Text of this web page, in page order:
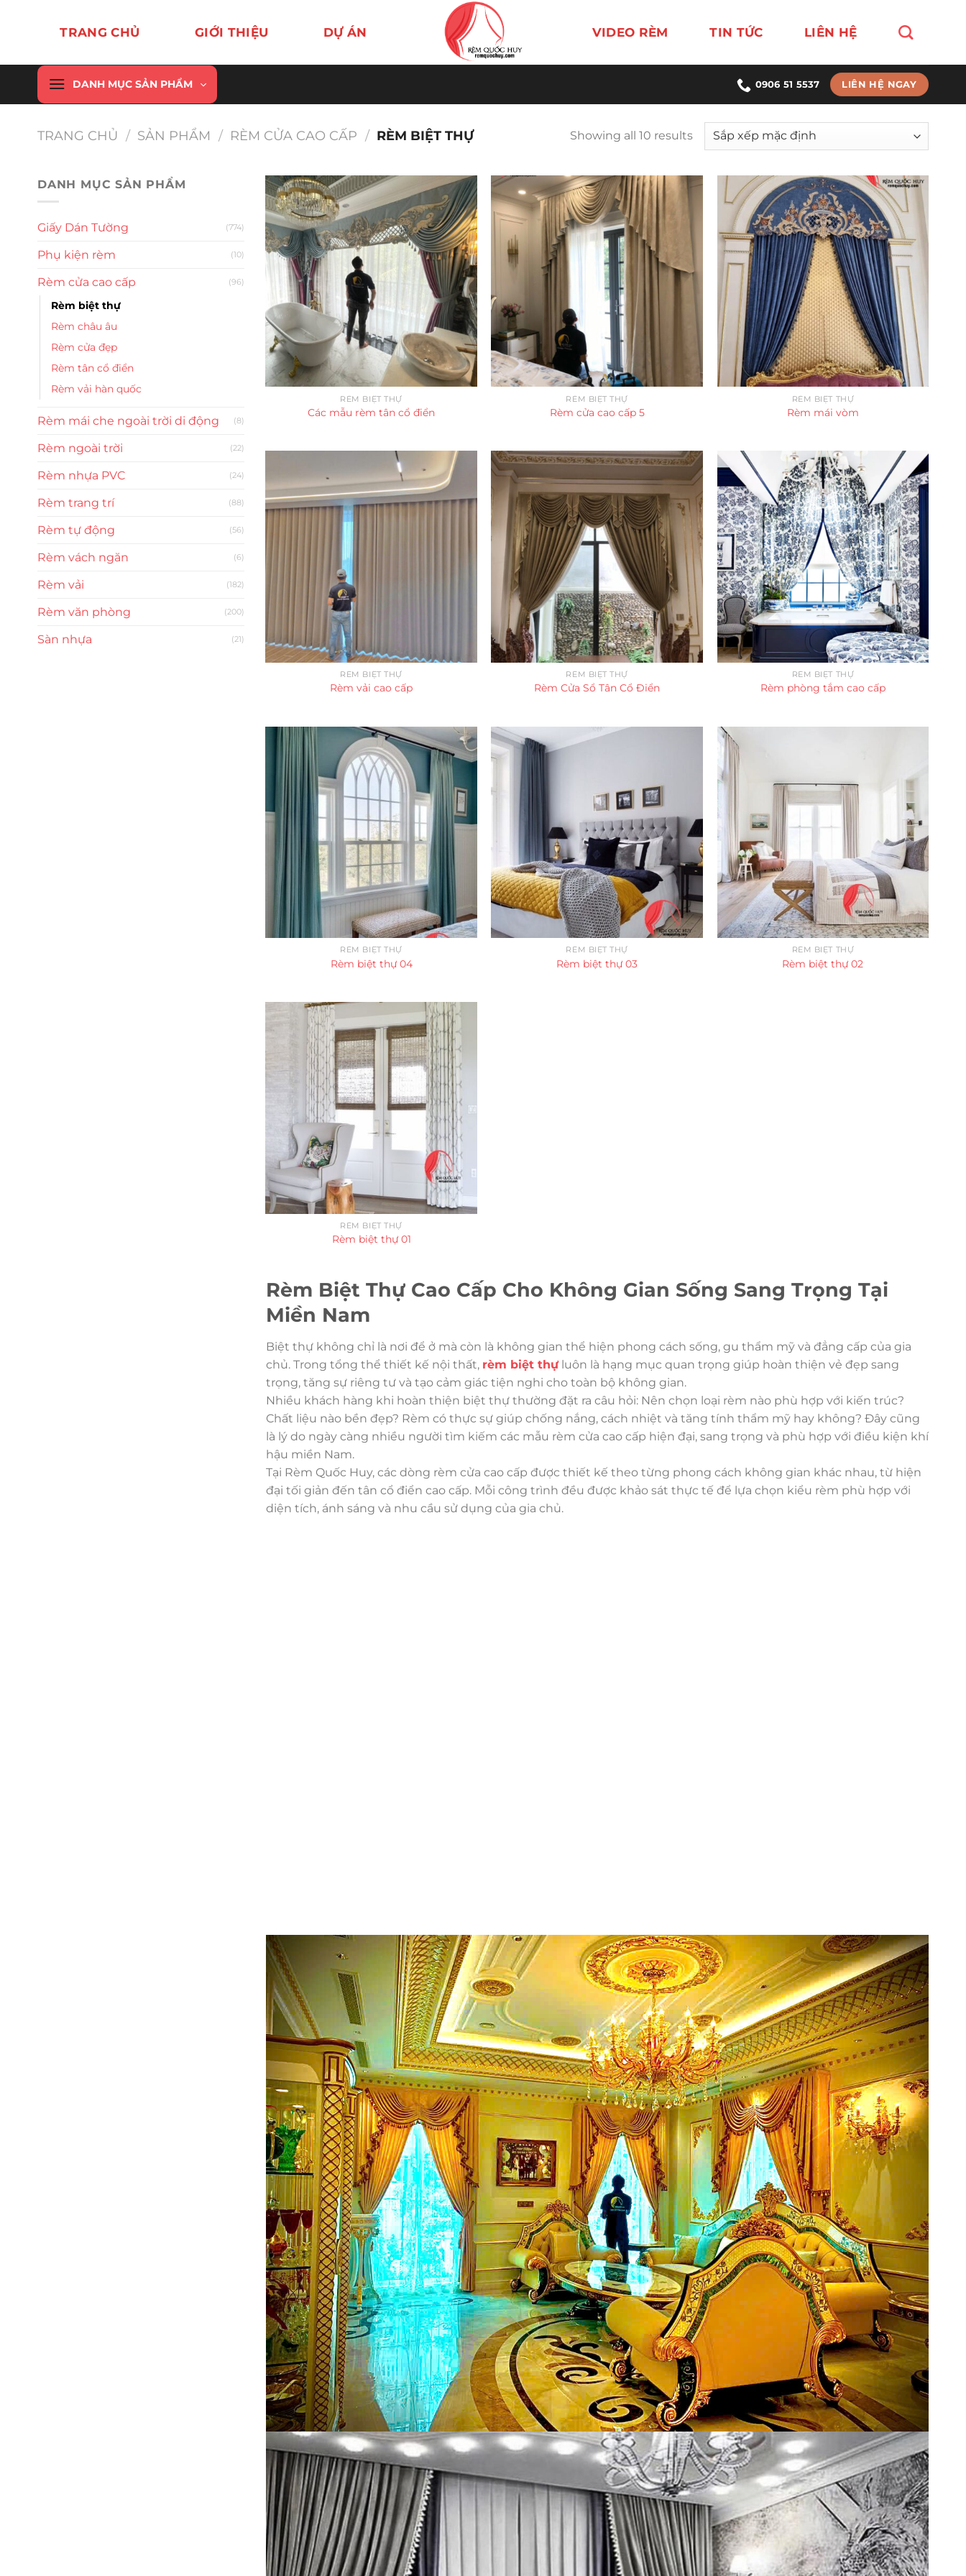
dung
TRANG CHỦ GIỚI THIỆU DỰ ÁN VIDEO RÈM TIN TỨC LIÊN HỆ
DANH MỤC SẢN PHẨM 0906 51 5537 LIÊN HỆ NGAY
TRANG CHỦ / SẢN PHẨM / RÈM CỬA CAO CẤP / RÈM BIỆT THỰ Showing all 10 results
DANH MỤC SẢN PHẨM
Giấy Dán Tường (774)
Phụ kiện rèm (10)
Rèm cửa cao cấp (96)
Rèm biệt thự
Rèm châu âu
Rèm cửa đẹp
Rèm tân cổ điển
Rèm vải hàn quốc
Rèm mái che ngoài trời di động (8)
Rèm ngoài trời (22)
Rèm nhựa PVC (24)
Rèm trang trí (88)
Rèm tự động (56)
Rèm vách ngăn (6)
Rèm vải (182)
Rèm văn phòng (200)
Sàn nhựa (21)
Rèm Biệt Thự Cao Cấp Cho Không Gian Sống Sang Trọng Tại
Miền Nam
Biệt thự không chỉ là nơi để ở mà còn là không gian thể hiện phong cách sống, gu thẩm mỹ và đẳng cấp của gia
chủ. Trong tổng thể thiết kế nội thất, rèm biệt thựluôn là hạng mục quan trọng giúp hoàn thiện vẻ đẹp sang
trọng, tăng sự riêng tư và tạo cảm giác tiện nghi cho toàn bộ không gian.
Nhiều khách hàng khi hoàn thiện biệt thự thường đặt ra câu hỏi: Nên chọn loại rèm nào phù hợp với kiến trúc?
Chất liệu nào bền đẹp? Rèm có thực sự giúp chống nắng, cách nhiệt và tăng tính thẩm mỹ hay không? Đây cũng
là lý do ngày càng nhiều người tìm kiếm các mẫu rèm cửa cao cấp hiện đại, sang trọng và phù hợp với điều kiện khí
hậu miền Nam.
Tại Rèm Quốc Huy, các dòng rèm cửa cao cấp được thiết kế theo từng phong cách không gian khác nhau, từ hiện
đại tối giản đến tân cổ điển cao cấp. Mỗi công trình đều được khảo sát thực tế để lựa chọn kiểu rèm phù hợp với
diện tích, ánh sáng và nhu cầu sử dụng của gia chủ.
RÈM BIỆT THỰ
Các mẫu rèm tân cổ điển
RÈM BIỆT THỰ
Rèm cửa cao cấp 5
RÈM BIỆT THỰ
Rèm mái vòm
RÈM BIỆT THỰ
Rèm vải cao cấp
RÈM BIỆT THỰ
Rèm Cửa Sổ Tân Cổ Điển
RÈM BIỆT THỰ
Rèm phòng tắm cao cấp
RÈM BIỆT THỰ
Rèm biệt thự 04
RÈM BIỆT THỰ
Rèm biệt thự 03
RÈM BIỆT THỰ
Rèm biệt thự 02
RÈM BIỆT THỰ
Rèm biệt thự 01